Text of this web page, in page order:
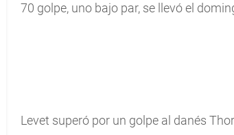
70 golpe, uno bajo par, se llevó el
Levet superó por un golpe al danés